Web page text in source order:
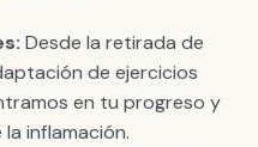
Desde la retirada de
de ejercicios
en tu progreso y
inflamación.